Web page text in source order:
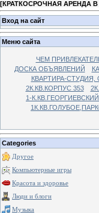
[КРАТКОСРОЧНАЯ АРЕНДА В
Вход на сайт
Меню сайта
ЧЕМ
ДОСКА ОБЪЯВЛЕНИЙ
КВАРТИРА-СТУДИЯ,
2К.КВ.КОРПУС 353
1-К.КВ.ГЕОРГИЕВСКИЙ
Categories
Другое
Компьютерные игры
Красота и здоровье
Люди и блоги
Музыка